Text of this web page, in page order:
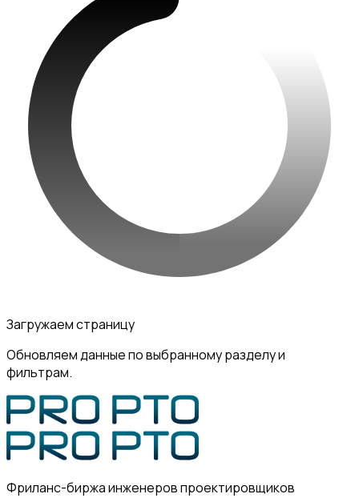
Загружаем страницу
Обновляем данные по выбранному разделу и
фильтрам.
Фриланс-биржа инженеров проектировщиков